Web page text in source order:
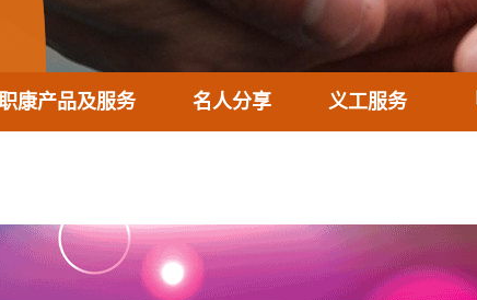
康产品及服务 名人分享 义工服务